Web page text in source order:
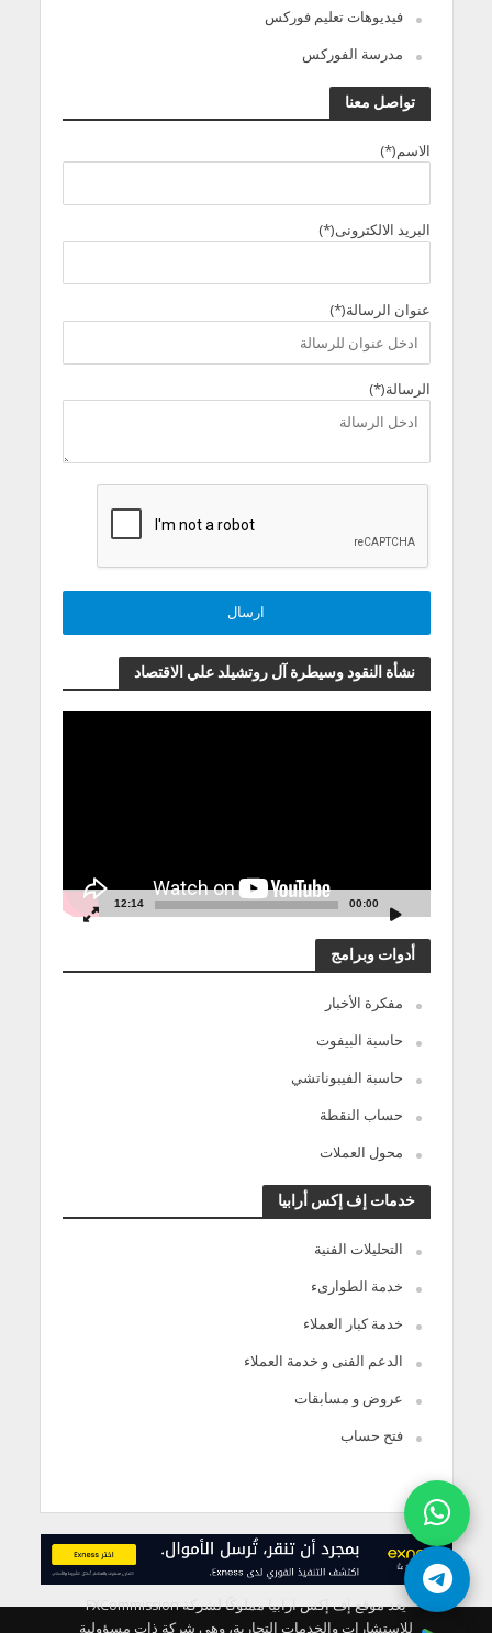
فيديوهات تعليم فوركس
مدرسة الفوركس
تواصل معنا
الاسم(*)
البريد الالكترونى(*)
عنوان الرسالة(*)
الرسالة(*)
نشأة النقود وسيطرة آل روتشيلد علي الاقتصاد
00:00
12:14
أدوات وبرامج
مفكرة الأخبار
حاسبة البيفوت
حاسبة الفيبوناتشي
حساب النقطة
محول العملات
خدمات إف إكس أرابيا
التحليلات الفنية
خدمة الطوارىء
خدمة كبار العملاء
الدعم الفنى و خدمة العملاء
عروض و مسابقات
فتح حساب
يعد موقع إف إكس ارابيا مملوكًا لشركة FXCommission
للاستشارات والخدمات التجارية، وهي شركة ذات مسؤولية